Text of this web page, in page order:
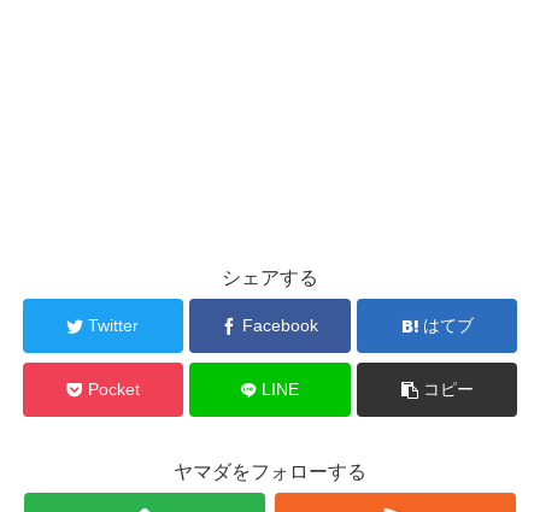
シェアする
Twitter Facebook はてブ
Pocket LINE コピー
ヤマダをフォローする